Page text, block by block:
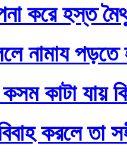
করে হস্ত
নামায পড়তে
কসম কাটা যায়
করলে তা